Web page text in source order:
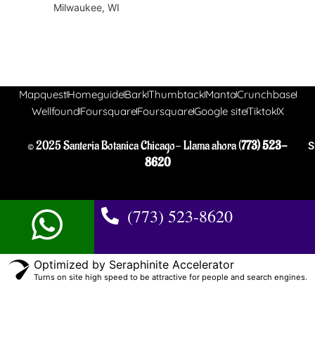
Milwaukee, WI
MapquestHomeguideBarkThumbtackMantaCrunchbase
WellfoundFoursquareFoursquareGoogle siteTiktokX
© 2025 Santeria Botanica Chicago- Llama ahora (773) 523-
8620
(773) 523-8620
Optimized by Seraphinite Accelerator
Turns on site high speed to be attractive for people and search engines.